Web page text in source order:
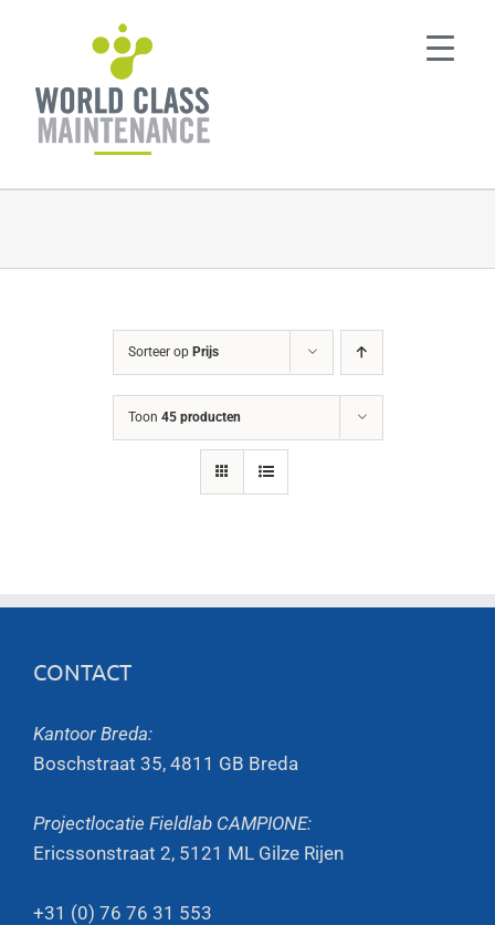
Sorteer op Prijs
Toon 45 producten
CONTACT
Kantoor Breda:
Boschstraat 35, 4811 GB Breda
Projectlocatie Fieldlab CAMPIONE:
Ericssonstraat 2, 5121 ML Gilze Rijen
+31 (0) 76 76 31 553